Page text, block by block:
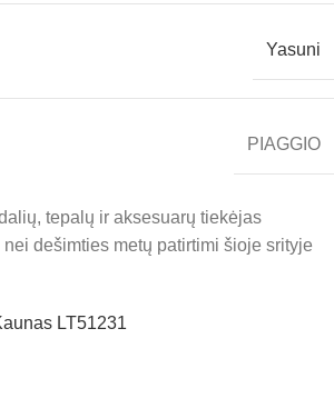
Yasuni
PIAGGIO
tepalų ir aksesuarų tiekėjas
dešimties metų patirtimi šioje srityje
LT51231